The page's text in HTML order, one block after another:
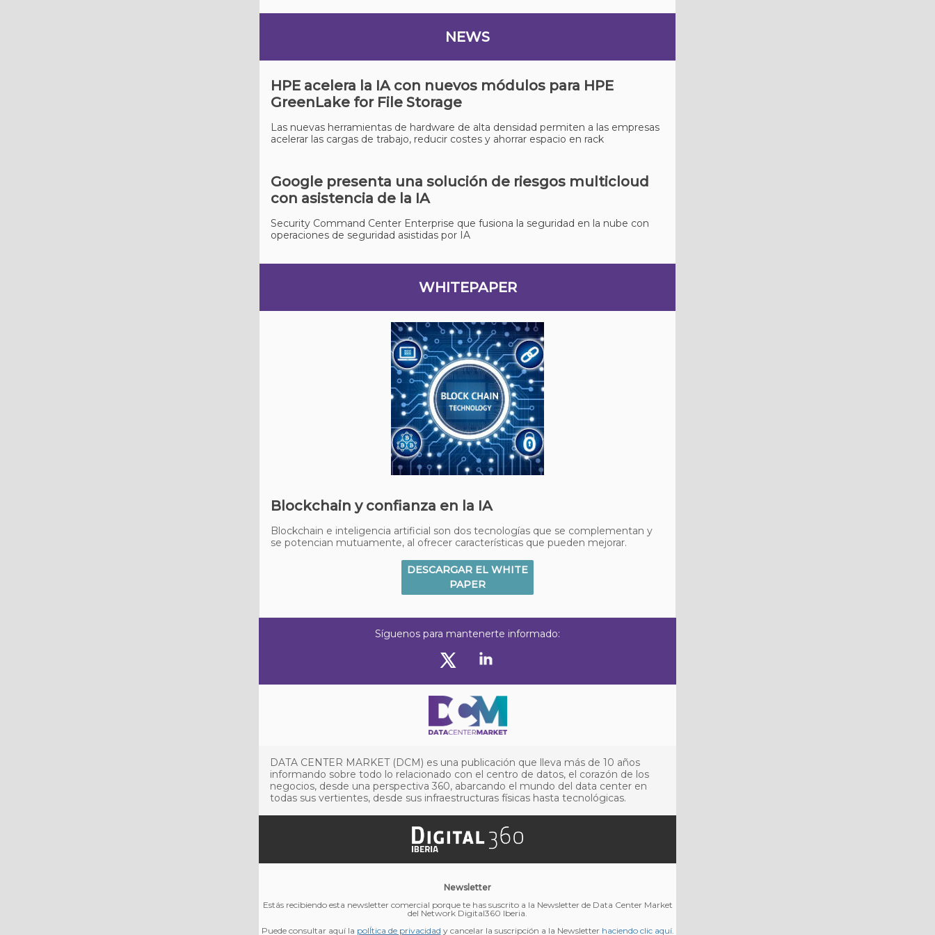
NEWS
HPE acelera la IA con nuevos módulos para HPE
GreenLake for File Storage
Las nuevas herramientas de hardware de alta densidad permiten a las empresas
acelerar las cargas de trabajo, reducir costes y ahorrar espacio en rack
Google presenta una solución de riesgos multicloud
con asistencia de la IA
Security Command Center Enterprise que fusiona la seguridad en la nube con
operaciones de seguridad asistidas por IA
WHITEPAPER
Blockchain y confianza en la IA
Blockchain e inteligencia artificial son dos tecnologías que se complementan y
se potencian mutuamente, al ofrecer características que pueden mejorar.
DESCARGAR EL WHITE
PAPER
Síguenos para mantenerte informado:
DATA CENTER MARKET (DCM) es una publicación que lleva más de 10 años
informando sobre todo lo relacionado con el centro de datos, el corazón de los
negocios, desde una perspectiva 360, abarcando el mundo del data center en
todas sus vertientes, desde sus infraestructuras físicas hasta tecnológicas.
Newsletter
Estás recibiendo esta newsletter comercial porque te has suscrito a la Newsletter de Data Center Market
del Network Digital360 Iberia.
Puede consultar aquí la polÍtica de privacidad y cancelar la suscripción a la Newsletter haciendo clic aquí.